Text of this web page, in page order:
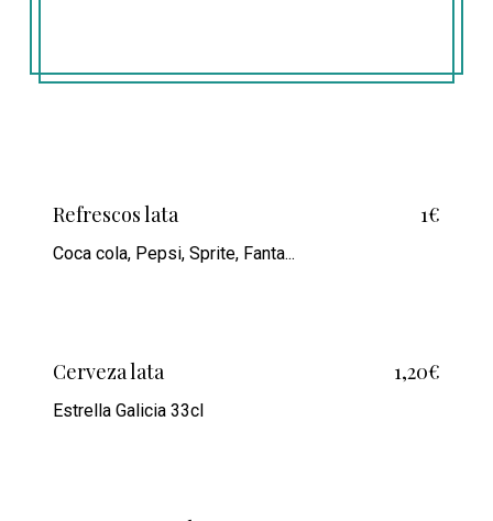
Refrescos lata 1€
Coca cola, Pepsi, Sprite, Fanta...
Cerveza lata 1,20€
Estrella Galicia 33cl